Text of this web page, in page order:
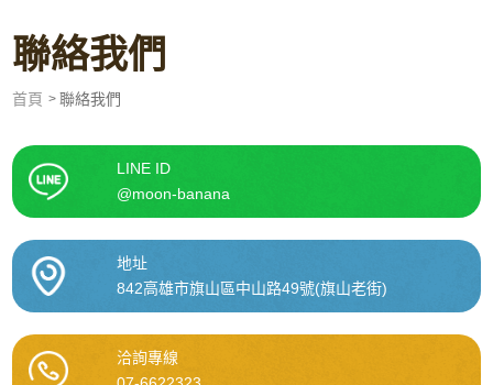
聯絡我們
首頁 聯絡我們
LINE ID
@moon-banana
地址
842高雄市旗山區中山路49號(旗山老街)
洽詢專線